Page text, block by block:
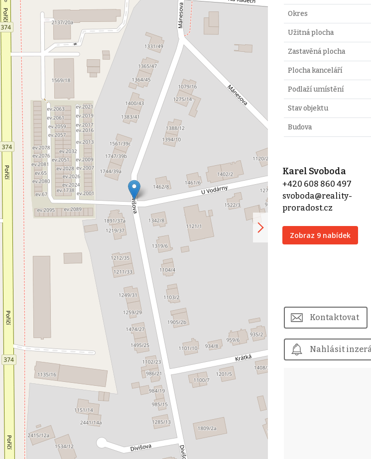
Okres
Užitná plocha
Zastavěná plocha
Plocha kanceláří
Podlaží umístění
Stav objektu
Budova
Karel Svoboda
+420 608 860 497
svoboda@reality-
proradost.cz
Zobraz 9 nabídek
Kontaktovat
Nahlásit